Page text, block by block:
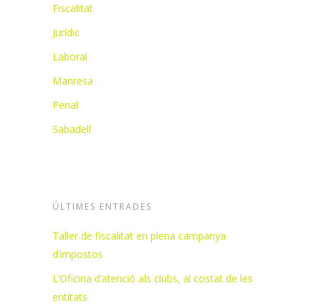
Fiscalitat
Jurídic
Laboral
Manresa
Penal
Sabadell
ÚLTIMES ENTRADES
Taller de fiscalitat en plena campanya
d’impostos
L’Oficina d’atenció als clubs, al costat de les
entitats